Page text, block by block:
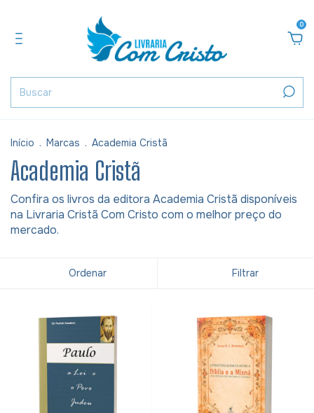
0
Início . Marcas . Academia Cristã
Academia Cristã
Confira os livros da editora Academia Cristã disponíveis
na Livraria Cristã Com Cristo com o melhor preço do
mercado.
Ordenar Filtrar